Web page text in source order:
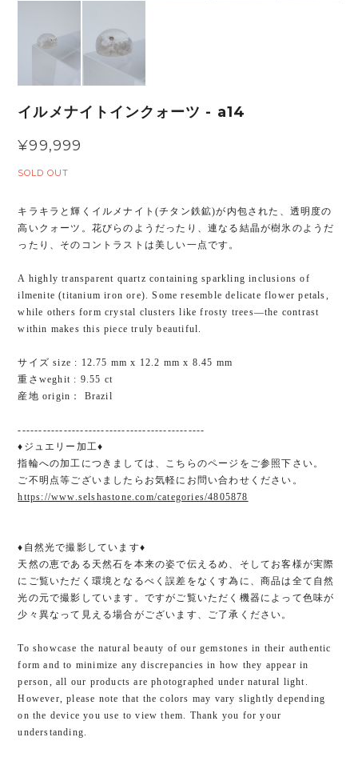
イルメナイトインクォーツ - a14
¥99,999
SOLD OUT
キラキラと輝くイルメナイト(チタン鉄鉱)が内包された、透明度の
高いクォーツ。花びらのようだったり、連なる結晶が樹氷のようだ
ったり、そのコントラストは美しい一点です。
A highly transparent quartz containing sparkling inclusions of
ilmenite (titanium iron ore). Some resemble delicate flower petals,
while others form crystal clusters like frosty trees—the contrast
within makes this piece truly beautiful.
サイズ size : 12.75 mm x 12.2 mm x 8.45 mm
重さweghit : 9.55 ct
産地 origin： Brazil
---------------------------------------------
♦ジュエリー加工♦
指輪への加工につきましては、こちらのページをご参照下さい。
ご不明点等ございましたらお気軽にお問い合わせください。
https://www.selshastone.com/categories/4805878
♦自然光で撮影しています♦
天然の恵である天然石を本来の姿で伝えるめ、そしてお客様が実際
にご覧いただく環境となるべく誤差をなくす為に、商品は全て自然
光の元で撮影しています。ですがご覧いただく機器によって色味が
少々異なって見える場合がございます、ご了承ください。
To showcase the natural beauty of our gemstones in their authentic
form and to minimize any discrepancies in how they appear in
person, all our products are photographed under natural light.
However, please note that the colors may vary slightly depending
on the device you use to view them. Thank you for your
understanding.